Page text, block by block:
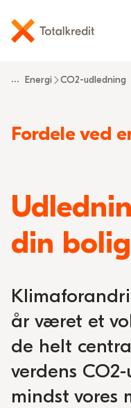
... Energi CO2-udledning
Read
Fordele ved
din bolig
år været et
de helt
verdens
mindst vores